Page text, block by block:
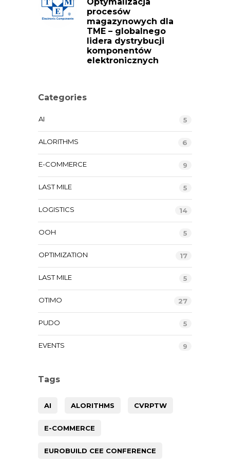
procesów
magazynowych dla
TME – globalnego
lidera dystrybucji
komponentów
elektronicznych
Categories
AI 5
ALORITHMS 6
E-COMMERCE 9
LAST MILE 5
LOGISTICS 14
OOH 5
OPTIMIZATION 17
LAST MILE 5
OTIMO 27
PUDO 5
EVENTS 9
Tags
AI ALORITHMS CVRPTW
E-COMMERCE
EUROBUILD CEE CONFERENCE